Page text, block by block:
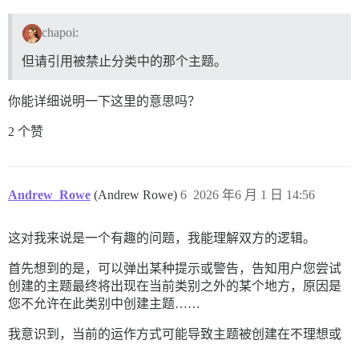
chapoi:
但请引用被禁止分类中的那个主题。
你能详细说明一下这里的意思吗？
2 个赞
Andrew_Rowe (Andrew Rowe) 2026 年6 月 1 日 14:56
6
这对我来说是一个有趣的问题，我能理解双方的逻辑。
首先想到的是，可以弹出某种提示或警告，告知用户您尝试
创建的主题最终将出现在当前类别之外的某个地方，原因是
您不允许在此类别中创建主题……
我意识到，当前的运作方式可能导致主题被创建在不理想或